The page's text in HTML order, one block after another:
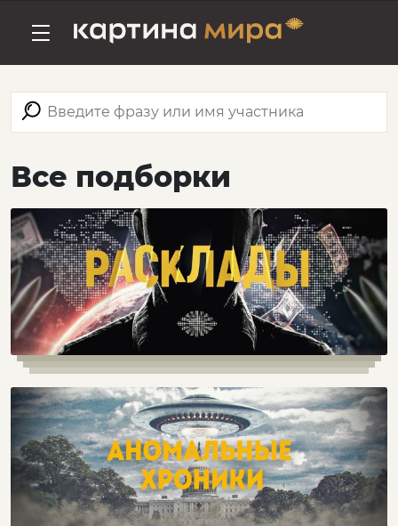
Все подборки